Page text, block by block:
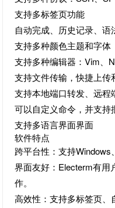
支持多标签页功能
自动完成、历史记录、
支持多种颜色主题和字体
支持多种编辑器：Vim、
支持文件传输，快捷上传
支持本地端口转发、远程
可以自定义命令，并支持
支持多语言界面界面
软件特点
跨平台性：支持Windows
界面友好：Electerm有用
作。
高效性：支持多标签页